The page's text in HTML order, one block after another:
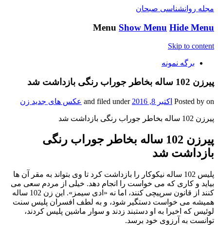
مجله روانشناسی صبحان
Menu Show Menu Hide Menu
Skip to content
برگه نمونه
پیرزن 102 ساله بخاطر جوراب رنگی بازداشت شد
Posted by on اکتبر 8, 2016 and filed under عکس های جدید زن
پیرزن 102 ساله بخاطر جوراب رنگی بازداشت شد
پیرزن 102 ساله بخاطر جوراب رنگی
بازداشت شد
پلیس 102 ساله نیکوکار را بازداشت کرد تا وی بتواند به مقر آن ها
بیاید و کاری که می خواست را انجام دهد. خیلی از مردم سعی می
کنند از قانون سرپیچی کنند، اما نه «ادی سیمز». این زن 102 ساله
همیشه می خواست دستگیر شود، و به لطف افسران پلیس سنت
لوئیس که اخیرا به او دستبند زدند و سوار ماشین پلیس کردند،
توانست به آرزوی خود برسد.